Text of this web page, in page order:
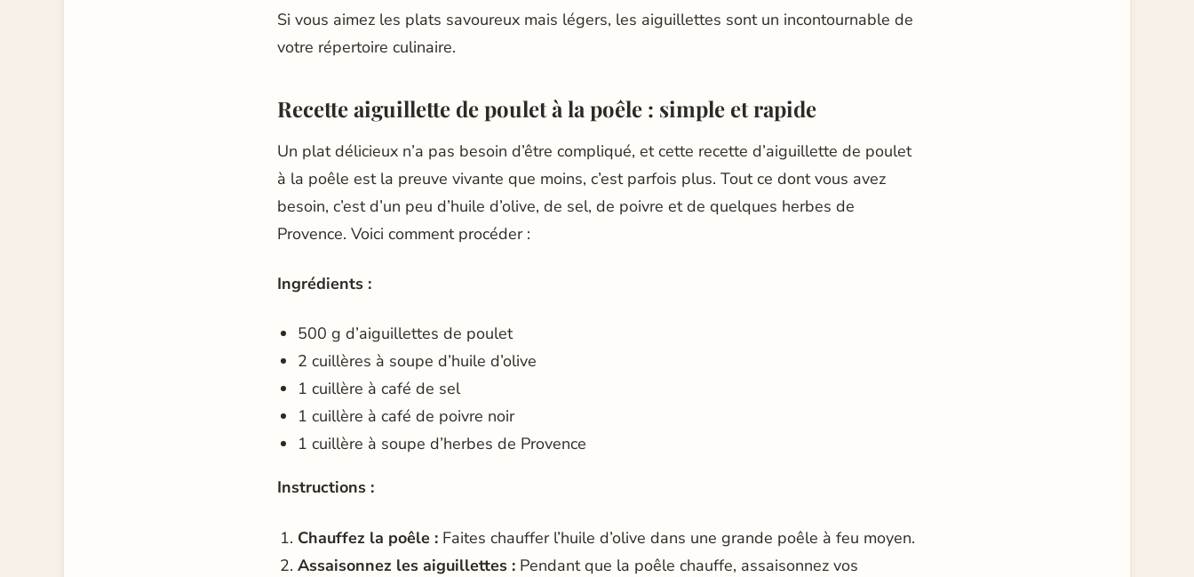
Si vous aimez les plats savoureux mais légers, les aiguillettes sont un incontournable de
votre répertoire culinaire.
Recette aiguillette de poulet à la poêle : simple et rapide
Un plat délicieux n’a pas besoin d’être compliqué, et cette recette d’aiguillette de poulet
à la poêle est la preuve vivante que moins, c’est parfois plus. Tout ce dont vous avez
besoin, c’est d’un peu d’huile d’olive, de sel, de poivre et de quelques herbes de
Provence. Voici comment procéder :
Ingrédients :
500 g d’aiguillettes de poulet
2 cuillères à soupe d’huile d’olive
1 cuillère à café de sel
1 cuillère à café de poivre noir
1 cuillère à soupe d’herbes de Provence
Instructions :
Chauffez la poêle :Faites chauffer l’huile d’olive dans une grande poêle à feu moyen.
Assaisonnez les aiguillettes :Pendant que la poêle chauffe, assaisonnez vos